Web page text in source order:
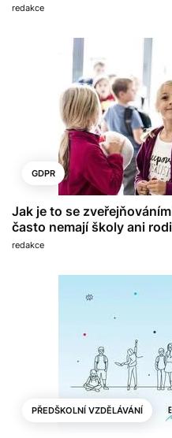
redakce
GDPR
Jak je to se
často nemají školy ani
redakce
PŘEDŠKOLNÍ VZDĚLÁVÁNÍ